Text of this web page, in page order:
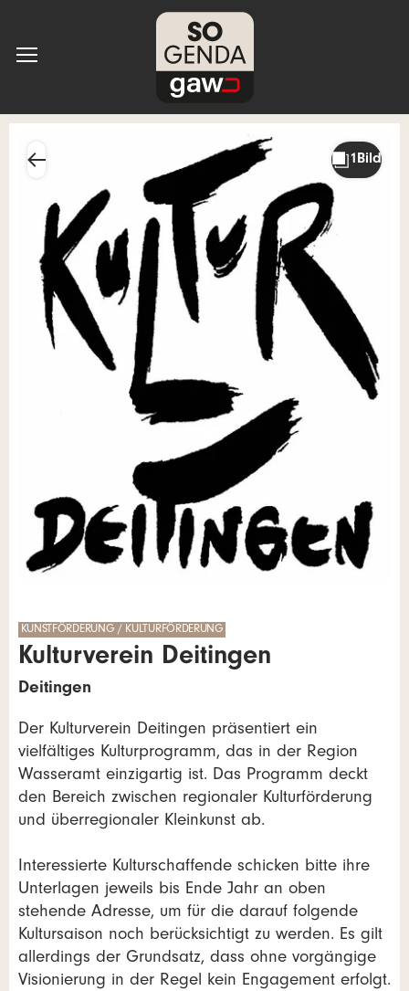
KUNSTFÖRDERUNG / KULTURFÖRDERUNG
Kulturverein Deitingen
Deitingen
Der Kulturverein Deitingen präsentiert ein
vielfältiges Kulturprogramm, das in der Region
Wasseramt einzigartig ist. Das Programm deckt
den Bereich zwischen regionaler Kulturförderung
und überregionaler Kleinkunst ab.
Interessierte Kulturschaffende schicken bitte ihre
Unterlagen jeweils bis Ende Jahr an oben
stehende Adresse, um für die darauf folgende
Kultursaison noch berücksichtigt zu werden. Es gilt
allerdings der Grundsatz, dass ohne vorgängige
Visionierung in der Regel kein Engagement erfolgt.